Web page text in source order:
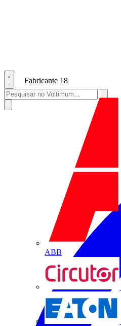
Fabricante 18
ABB